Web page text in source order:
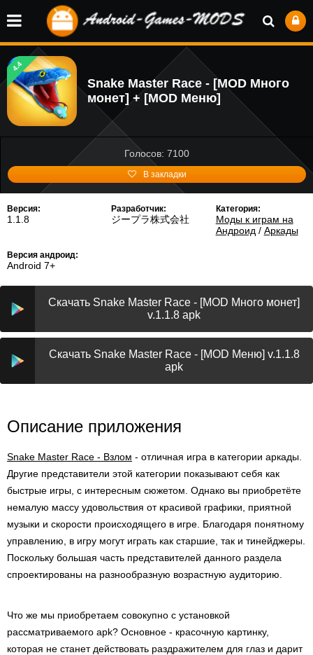
4.4
Snake Master Race - [MOD Много
монет] + [MOD Меню]
Голосов: 7100
В закладки
Версия:
1.1.8
Разработчик:
ジープラ株式会社
Категория:
Моды к играм на
Андроид / Аркады
Версия андроид:
Android 7+
Скачать Snake Master Race - [MOD Много монет]
v.1.1.8 apk
Скачать Snake Master Race - [MOD Меню] v.1.1.8
apk
Описание приложения
Snake Master Race - Взлом - отличная игра в категории аркады.
Другие представители этой категории показывают себя как
быстрые игры, с интересным сюжетом. Однако вы приобретёте
немалую массу удовольствия от красивой графики, приятной
музыки и скорости происходящего в игре. Благодаря понятному
управлению, в игру могут играть как старшие, так и тинейджеры.
Поскольку большая часть представителей данного раздела
спроектированы на разнообразную возрастную аудиторию.
Что же мы приобретаем совокупно с установкой
рассматриваемого apk? Основное - красочную картинку,
которая не станет действовать раздражителем для глаз и дарит